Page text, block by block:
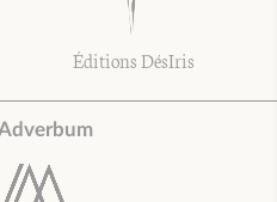
Éditions DésIris